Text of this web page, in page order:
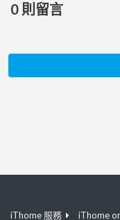
0 則留言
iThome 服務 iThome